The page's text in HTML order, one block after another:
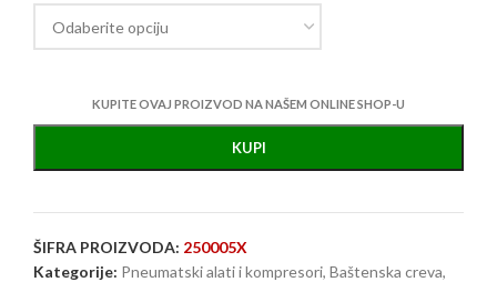
KUPITE OVAJ PROIZVOD NA NAŠEM ONLINE SHOP-U
KUPI
ŠIFRA PROIZVODA: 250005X
Kategorije: Pneumatski alati i kompresori, Baštenska creva,